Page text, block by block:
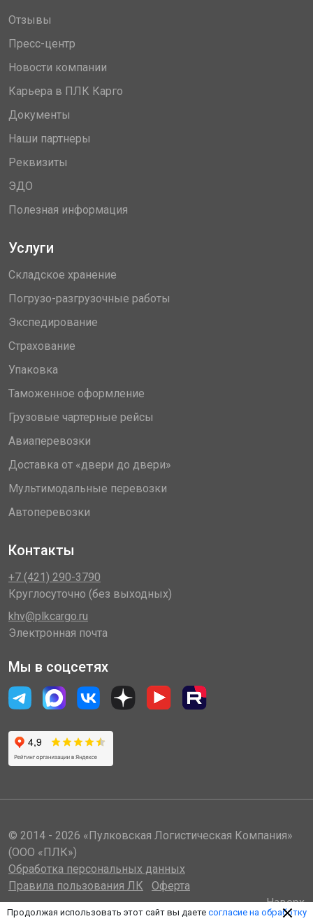
Отзывы
Пресс-центр
Новости компании
Карьера в ПЛК Карго
Документы
Наши партнеры
Реквизиты
ЭДО
Полезная информация
Услуги
Складское хранение
Погрузо-разгрузочные работы
Экспедирование
Страхование
Упаковка
Таможенное оформление
Грузовые чартерные рейсы
Авиаперевозки
Доставка от «двери до двери»
Мультимодальные перевозки
Автоперевозки
Контакты
+7 (421) 290-3790
Круглосуточно (без выходных)
khv@plkcargo.ru
Электронная почта
Мы в соцсетях
© 2014 - 2026 «Пулковская Логистическая Компания»
(ООО «ПЛК»)
Обработка персональных данных
Правила пользования ЛК
Оферта
Наверх
Продолжая использовать этот сайт вы даете согласие на обработку